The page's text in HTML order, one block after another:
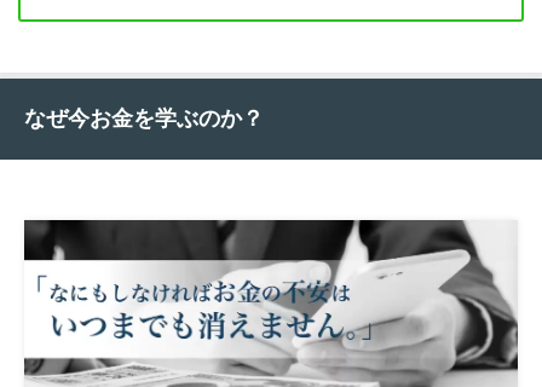
なぜ今お金を学ぶのか？